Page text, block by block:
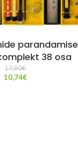
parandamise
38 osa
17,90€
10,74€